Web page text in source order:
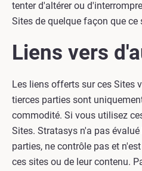
tenter d'altérer ou
Sites de quelque façon que ce
Liens vers
Les liens offerts sur ces Sites
tierces parties sont
commodité. Si vous utilisez
Sites. Stratasys n'a pas
parties, ne contrôle pas et
ces sites ou de leur contenu.